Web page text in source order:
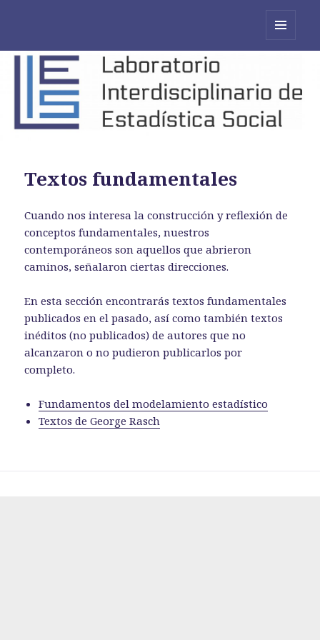
Textos fundamentales
Cuando nos interesa la construcción y reflexión de
conceptos fundamentales, nuestros
contemporáneos son aquellos que abrieron
caminos, señalaron ciertas direcciones.
En esta sección encontrarás textos fundamentales
publicados en el pasado, así como también textos
inéditos (no publicados) de autores que no
alcanzaron o no pudieron publicarlos por
completo.
Fundamentos del modelamiento estadístico
Textos de George Rasch